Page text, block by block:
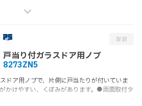
戸当り付ガラスドア用ノブ
8273ZN5
ドア用ノブで、片側に戸当たりが付いていま
かけやすい、くぼみがあります。●両面取付タ